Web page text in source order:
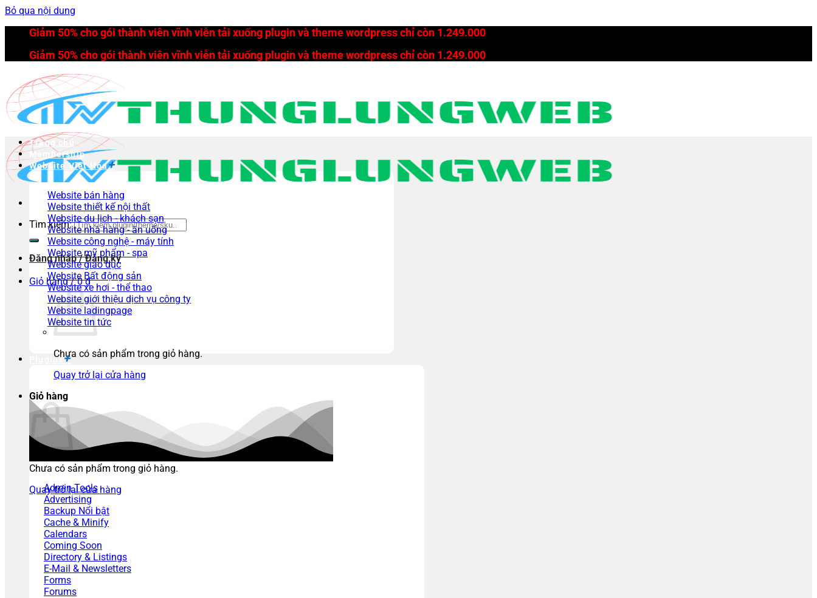
Bỏ qua nội dung
Giảm 50% cho gói thành viên vĩnh viễn tải xuống plugin và theme wordpress chỉ còn 1.249.000
Giảm 50% cho gói thành viên vĩnh viễn tải xuống plugin và theme wordpress chỉ còn 1.249.000
Tìm kiếm:
Đăng nhập / Đăng ký
Giỏ hàng /0₫
Chưa có sản phẩm trong giỏ hàng.
Quay trở lại cửa hàng
Giỏ hàng
Chưa có sản phẩm trong giỏ hàng.
Quay trở lại cửa hàng
Trang chủ
Membership
Website Việt Hóa
Website bán hàng
Website thiết kế nội thất
Website du lịch - khách sạn
Website nhà hàng - ăn uống
Website công nghệ - máy tính
Website mỹ phẩm - spa
Website giáo dục
Website Bất động sản
Website xe hơi - thể thao
Website giới thiệu dịch vụ công ty
Website ladingpage
Website tin tức
Plugins
Admin Tools
Advertising
Backup
Cache & Minify
Calendars
Coming Soon
Directory & Listings
E-Mail & Newsletters
Forms
Forums